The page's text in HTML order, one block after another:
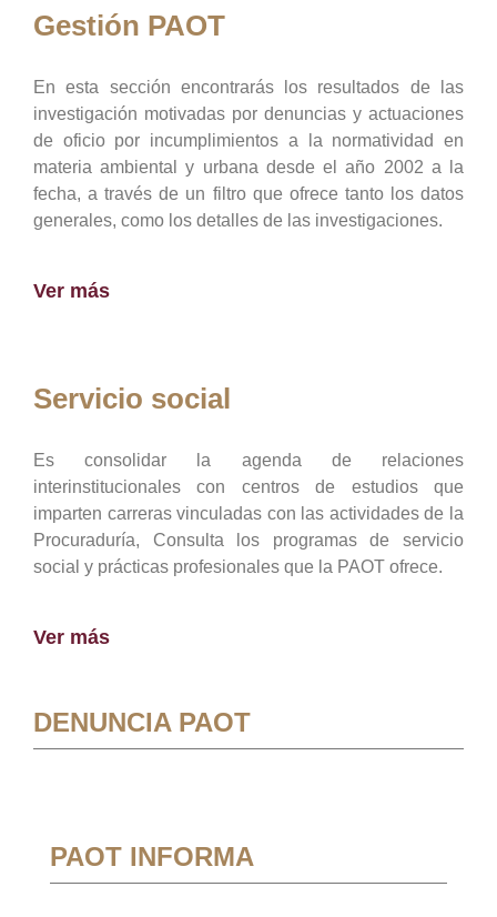
Gestión PAOT
En esta sección encontrarás los resultados de las
investigación motivadas por denuncias y actuaciones
de oficio por incumplimientos a la normatividad en
materia ambiental y urbana desde el año 2002 a la
fecha, a través de un filtro que ofrece tanto los datos
generales, como los detalles de las investigaciones.
Ver más
Servicio social
Es consolidar la agenda de relaciones
interinstitucionales con centros de estudios que
imparten carreras vinculadas con las actividades de la
Procuraduría, Consulta los programas de servicio
social y prácticas profesionales que la PAOT ofrece.
Ver más
DENUNCIA PAOT
PAOT INFORMA